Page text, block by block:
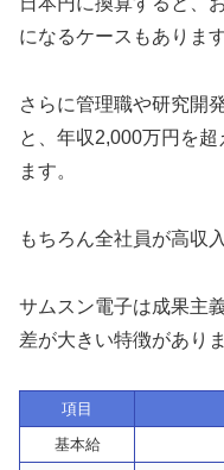
になるケースもあります
さらに管理職や研究開
と、年収2,000万円を
ます。
もちろん全社員が高収
サムスン電子は成果主
差が大きい特徴がありま
項目
基本給